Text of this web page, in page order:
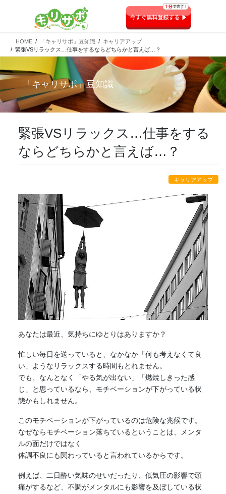
HOME 「キャリサポ」豆知識
キャリアアップ
緊張VSリラックス…仕事をするならどちらかと言えば…？
「キャリサポ」豆知識
緊張VSリラックス…仕事をする
ならどちらかと言えば…？
キャリアアップ
あなたは最近、気持ちにゆとりはありますか？
忙しい毎日を送っていると、なかなか「何も考えなくて良
い」ようなリラックスする時間もとれません。
でも、なんとなく「やる気が出ない」「燃焼しきった感
じ」と思っているなら、モチベーションが下がっている状
態かもしれません。
このモチベーションが下がっているのは危険な兆候です。
なぜならモチベーション落ちているということは、メンタ
ルの面だけではなく
体調不良にも関わっていると言われているからです。
例えば、二日酔い気味のせいだったり、低気圧の影響で頭
痛がするなど、不調がメンタルにも影響を及ぼしている状